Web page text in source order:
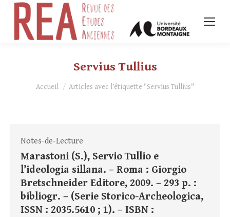
Servius Tullius
Vous êtes ici :
Accueil Articles avec l’étiquette "Servius Tullius"
Notes-de-Lecture
Marastoni (S.), Servio Tullio e
l’ideologia sillana. – Roma : Giorgio
Bretschneider Editore, 2009. – 293 p. :
bibliogr. – (Serie Storico-Archeologica,
ISSN : 2035.5610 ; 1). – ISBN :